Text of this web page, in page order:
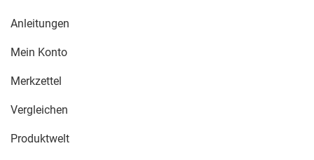
Anleitungen
Mein Konto
Merkzettel
Vergleichen
Produktwelt